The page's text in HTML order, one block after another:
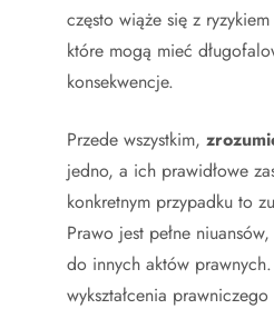
często wiąże się z
które mogą mieć
konsekwencje.
Przede wszystkim,
jedno, a ich prawidłowe
konkretnym przypadku to
Prawo jest pełne
do innych aktów
wykształcenia